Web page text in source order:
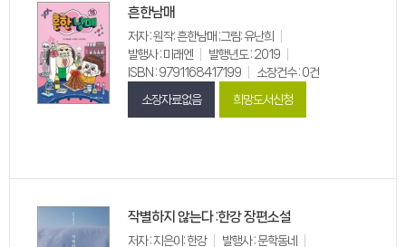
흔한남매
저자 : 원작: 흔한남매 ;그림: 유난희
발행사 : 미래엔
발행년도 : 2019
ISBN : 9791168417199
소장건수 : 0건
소장자료없음 희망도서신청
작별하지 않는다 :한강 장편소설
저자 : 지은이: 한강
발행사 : 문학동네